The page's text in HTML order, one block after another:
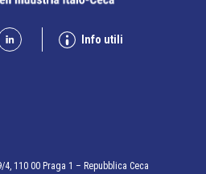
Info utili
110 00 Praga 1 – Repubblica Ceca